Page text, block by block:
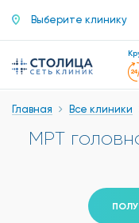
Выберите клинику
Главная Все клиники
МРТ